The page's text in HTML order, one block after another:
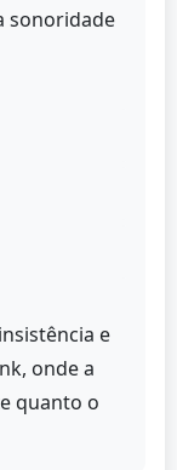
sonoridade
e
onde a
quanto o